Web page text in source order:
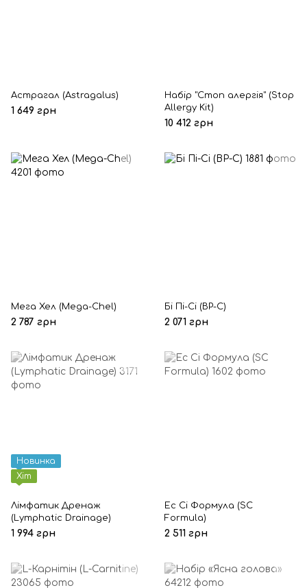
Астрагал (Astragalus)
1 649 грн
Набір "Стоп алергія" (Stop
Allergy Kit)
10 412 грн
Мега Хел (Mega-Chel)
2 787 грн
Бі Пі-Сі (BP-C)
2 071 грн
Новинка
Хіт
Лімфатик Дренаж
(Lymphatic Drainage)
1 994 грн
Ес Сі Формула (SC
Formula)
2 511 грн